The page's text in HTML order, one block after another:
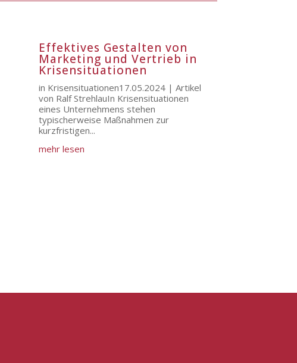
Effektives Gestalten von
Marketing und Vertrieb in
Krisensituationen
in Krisensituationen17.05.2024 | Artikel
von Ralf StrehlauIn Krisensituationen
eines Unternehmens stehen
typischerweise Maßnahmen zur
kurzfristigen...
mehr lesen